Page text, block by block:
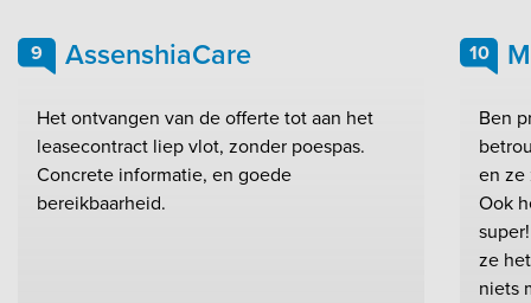
9 AssenshiaCare
Het ontvangen van de offerte tot aan het
leasecontract liep vlot, zonder poespas.
Concrete informatie, en goede
bereikbaarheid.
10
Ben
en ze
Ook
ze
niets